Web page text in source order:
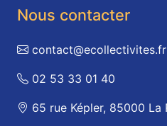
Nous contacter
contact@ecollectivites.fr
02 53 33 01 40
65 rue Képler, 85000 La